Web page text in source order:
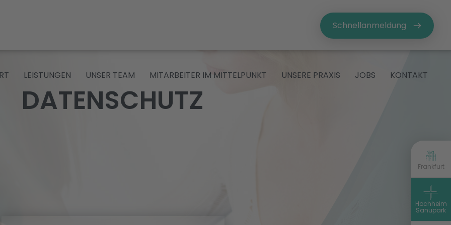
Frankfurt
Hochheim
Sanupark
Schnellanmeldung
LEISTUNGEN UNSER TEAM MITARBEITER IM MITTELPUNKT UNSERE PRAXIS JOBS KONTAKT
DATENSCHUTZ